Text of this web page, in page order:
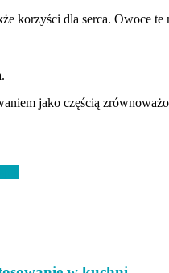
korzyści dla serca. Owoce
jako częścią